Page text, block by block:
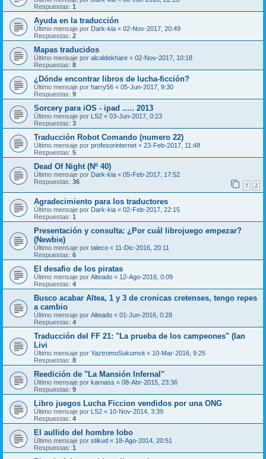
Respuestas: 1
Ayuda en la traducción
Último mensaje por Dark-kia « 02-Nov-2017, 20:49
Respuestas: 2
Mapas traducidos
Último mensaje por alcaldekhare « 02-Nov-2017, 10:18
Respuestas: 8
¿Dónde encontrar libros de lucha-ficción?
Último mensaje por harry56 « 05-Jun-2017, 9:30
Respuestas: 9
Sorcery para iOS - ipad ..... 2013
Último mensaje por LS2 « 03-Jun-2017, 0:23
Respuestas: 3
Traducción Robot Comando (numero 22)
Último mensaje por profesorinternet « 23-Feb-2017, 11:48
Respuestas: 5
Dead Of Night (Nº 40)
Último mensaje por Dark-kia « 05-Feb-2017, 17:52
Respuestas: 36 1 2
Agradecimiento para los traductores
Último mensaje por Dark-kia « 02-Feb-2017, 22:15
Respuestas: 1
Presentación y consulta: ¿Por cuál librojuego empezar?
(Newbie)
Último mensaje por taleco « 11-Dic-2016, 20:11
Respuestas: 6
El desafio de los piratas
Último mensaje por Alteado « 12-Ago-2016, 0:09
Respuestas: 4
Busco acabar Altea, 1 y 3 de cronicas cretenses, tengo repes
a cambio
Último mensaje por Alteado « 01-Jun-2016, 0:28
Respuestas: 4
Traducción del FF 21: "La prueba de los campeones" (Ian
Livi
Último mensaje por YaztromoSukumvit « 10-Mar-2016, 9:25
Respuestas: 8
Reedición de "La Mansión Infernal"
Último mensaje por karnass « 08-Abr-2015, 23:36
Respuestas: 9
Libro juegos Lucha Ficcion vendidos por una ONG
Último mensaje por LS2 « 10-Nov-2014, 3:39
Respuestas: 4
El aullido del hombre lobo
Último mensaje por stikud « 18-Ago-2014, 20:51
Respuestas: 1